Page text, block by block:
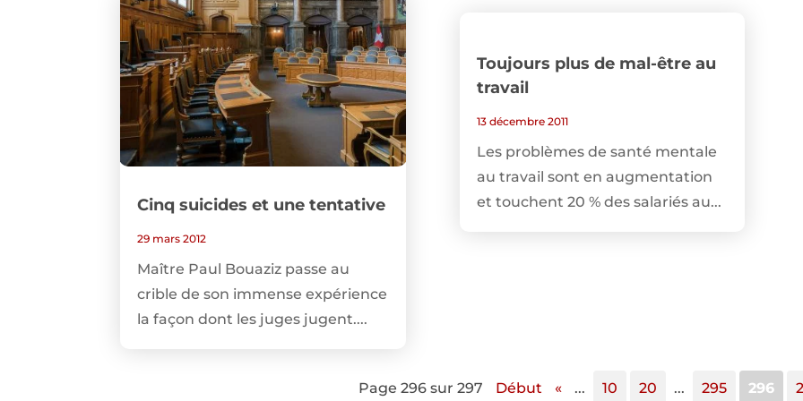
Cinq suicides et une tentative
29 mars 2012
Maître Paul Bouaziz passe au
crible de son immense expérience
la façon dont les juges jugent....
Toujours plus de mal-être au
travail
13 décembre 2011
Les problèmes de santé mentale
au travail sont en augmentation
et touchent 20 % des salariés au...
Page 296 sur 297 Début « ... 10 20 ... 295 296